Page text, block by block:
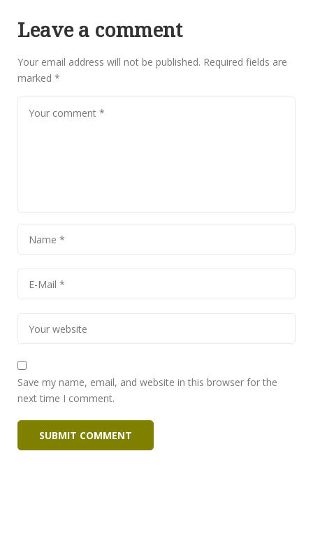
Leave a comment
Your email address will not be published. Required fields are
marked *
Save my name, email, and website in this browser for the
next time I comment.